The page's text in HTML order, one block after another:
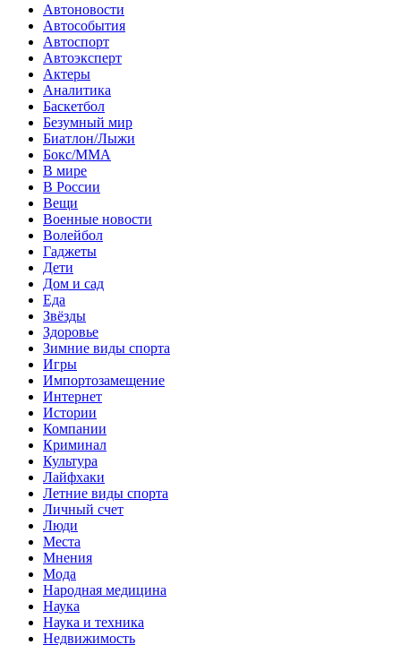
Автоновости
Автособытия
Автоспорт
Автоэксперт
Актеры
Аналитика
Баскетбол
Безумный мир
Биатлон/Лыжи
Бокс/MMA
В мире
В России
Вещи
Военные новости
Волейбол
Гаджеты
Дети
Дом и сад
Еда
Звёзды
Здоровье
Зимние виды спорта
Игры
Импортозамещение
Интернет
Истории
Компании
Криминал
Культура
Лайфхаки
Летние виды спорта
Личный счет
Люди
Места
Мнения
Мода
Народная медицина
Наука
Наука и техника
Недвижимость